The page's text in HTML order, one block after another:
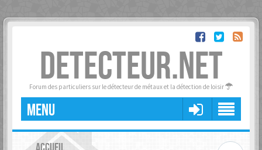
DETECTEUR.NET
Forum des particuliers sur le détecteur de métaux et la détection de loisir
MENU